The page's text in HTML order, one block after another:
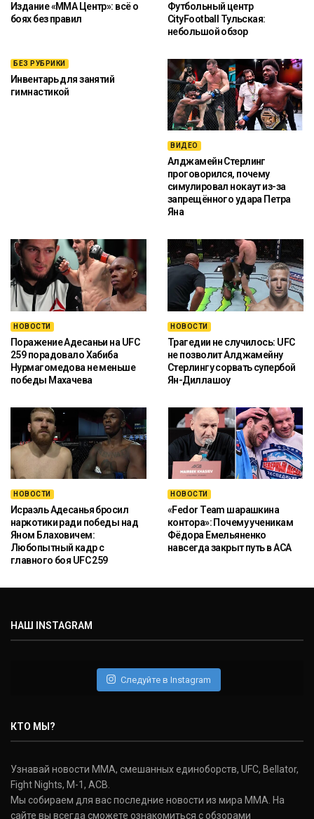
Издание «ММА Центр»: всё о
боях без правил
Футбольный центр
CityFootball Тульская:
небольшой обзор
БЕЗ РУБРИКИ
Инвентарь для занятий
гимнастикой
ВИДЕО
Алджамейн Стерлинг
проговорился, почему
симулировал нокаут из-за
запрещённого удара Петра
Яна
НОВОСТИ
Поражение Адесаньи на UFC
259 порадовало Хабиба
Нурмагомедова не меньше
победы Махачева
НОВОСТИ
Трагедии не случилось: UFC
не позволит Алджамейну
Стерлингу сорвать супербой
Ян-Диллашоу
НОВОСТИ
Исраэль Адесанья бросил
наркотики ради победы над
Яном Блаховичем:
Любопытный кадр с
главного боя UFC 259
НОВОСТИ
«Fedor Team шарашкина
контора»: Почему ученикам
Фёдора Емельяненко
навсегда закрыт путь в ACA
НАШ INSTAGRAM
Следуйте в Instagram
КТО МЫ?
Узнавай новости ММА, смешанных единоборств, UFC, Bellator,
Fight Nights, M-1, ACB.
Мы собираем для вас последние новости из мира ММА. На
сайте вы всегда сможете ознакомиться с обзорами